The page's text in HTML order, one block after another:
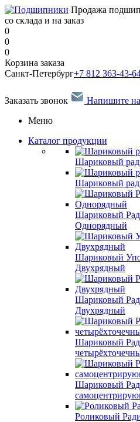
Продажа
со склада и на заказ
0
0
0
Корзина заказа
Санкт-Петербург+7 812 363-43-
Заказать звонок
Напишите
Меню
Каталог продукции
Шариковый
Шариковый
Шариковый
Однорядный
Шариковый
Двухрядный
Шариковый
Двухрядный
Шариковый
Шариковый
Роликовый